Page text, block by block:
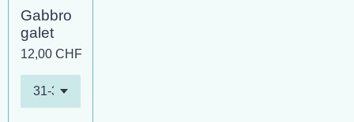
Gabbro
galet
12,00 CHF